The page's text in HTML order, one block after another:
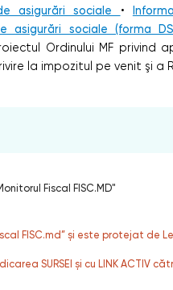
asigurări sociale
•
sociale (forma
Ordinului MF privind
la impozitul pe venit şi a
Fiscal FISC.MD"
FISC.md” și este protejat de
SURSEI și cu LINK ACTIV